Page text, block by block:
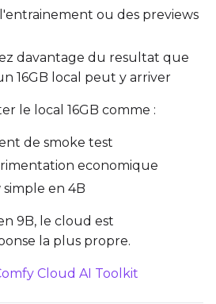
LoRA Scale
ou des previews
davantage du resultat que
16GB local peut y arriver
le local 16GB comme :
de smoke test
economique
en 4B
9B, le cloud est
la plus propre.
Cloud AI Toolkit